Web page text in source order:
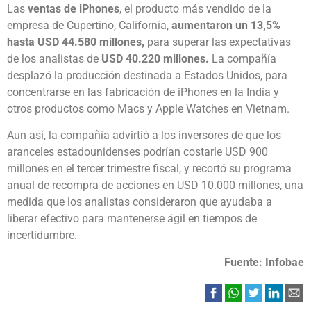
Las ventas de iPhones, el producto más vendido de la
empresa de Cupertino, California, aumentaron un 13,5%
hasta USD 44.580 millones, para superar las expectativas
de los analistas de USD 40.220 millones. La compañía
desplazó la producción destinada a Estados Unidos, para
concentrarse en las fabricación de iPhones en la India y
otros productos como Macs y Apple Watches en Vietnam.
Aun así, la compañía advirtió a los inversores de que los
aranceles estadounidenses podrían costarle USD 900
millones en el tercer trimestre fiscal, y recortó su programa
anual de recompra de acciones en USD 10.000 millones, una
medida que los analistas consideraron que ayudaba a
liberar efectivo para mantenerse ágil en tiempos de
incertidumbre.
Fuente: Infobae